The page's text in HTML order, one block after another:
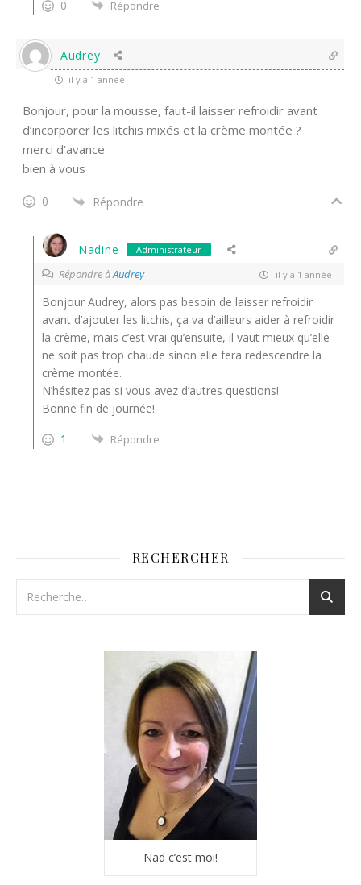
0
Répondre
Audrey
il y a 1 année
Bonjour, pour la mousse, faut-il laisser refroidir avant
d’incorporer les litchis mixés et la crème montée ?
merci d’avance
bien à vous
0 Répondre
Nadine Administrateur
Répondre àAudrey il y a 1 année
Bonjour Audrey, alors pas besoin de laisser refroidir
avant d’ajouter les litchis, ça va d’ailleurs aider à refroidir
la crème, mais c’est vrai qu’ensuite, il vaut mieux qu’elle
ne soit pas trop chaude sinon elle fera redescendre la
crème montée.
N’hésitez pas si vous avez d’autres questions!
Bonne fin de journée!
1
Répondre
RECHERCHER
Nad c’est moi!